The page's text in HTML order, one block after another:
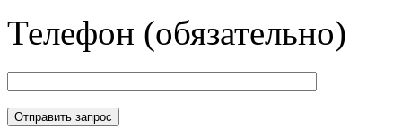
Телефон (обязательно)